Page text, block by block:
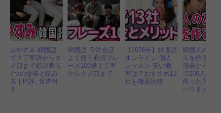
おやすみ 韓国語
で？丁寧語からタ
メ口まで必須表現
7つの意味と読み
方｜PDF, 音声付
き
韓国語 日常会話
よく使う必須フレ
ーズ100選｜丁寧
からタメ口まで
【2026年】韓国語
オンライン 個人
レッスン 安い教
室は？おすすめ13
社を徹底比較
韓国人の友
人を作るに
流会からア
で200人の友
作った方法
ハウまとめ